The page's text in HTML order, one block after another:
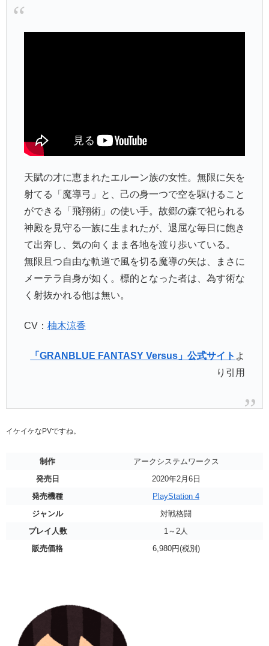
天賦の才に恵まれたエルーン族の女性。無限に矢を
射てる「魔導弓」と、己の身一つで空を駆けること
ができる「飛翔術」の使い手。故郷の森で祀られる
神殿を見守る一族に生まれたが、退屈な毎日に飽き
て出奔し、気の向くまま各地を渡り歩いている。
無限且つ自由な軌道で風を切る魔導の矢は、まさに
メーテラ自身が如く。標的となった者は、為す術な
く射抜かれる他は無い。
CV： 柚木涼香
「GRANBLUE FANTASY Versus」公式サイト よ
り引用
イケイケなPVですね。
制作
アークシステムワークス
発売日
2020年2月6日
発売機種
PlayStation 4
ジャンル
対戦格闘
プレイ人数
1～2人
販売価格
6,980円(税別)